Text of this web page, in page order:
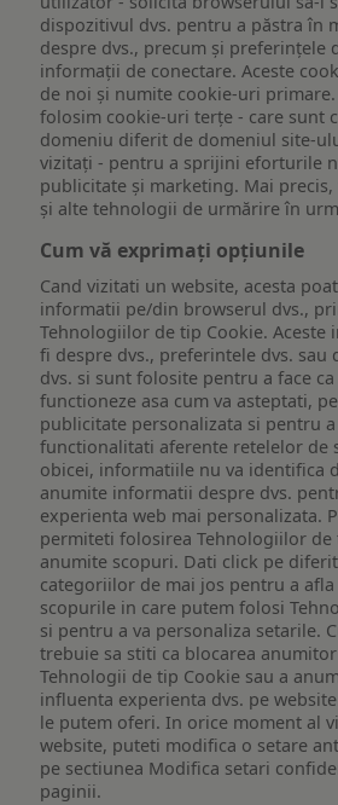
dispozitivul dvs. pentru a păstra în
despre dvs., precum și preferințele
informații de conectare. Aceste
de noi și numite cookie-uri primare.
folosim cookie-uri terțe - care sunt
domeniu diferit de domeniul site-
vizitați - pentru a sprijini eforturile
publicitate și marketing. Mai
și alte tehnologii de urmărire în
Cum vă exprimați opțiunile
Cand vizitati un website, acesta
informatii pe/din browserul dvs.,
Tehnologiilor de tip Cookie. Aceste
fi despre dvs., preferintele dvs. sau
dvs. si sunt folosite pentru a face
functioneze asa cum va asteptati,
publicitate personalizata si pentru
functionalitati aferente retelelor de
obicei, informatiile nu va identifica
anumite informatii despre dvs.
experienta web mai personalizata.
permiteti folosirea Tehnologiilor de
anumite scopuri. Dati click pe
categoriilor de mai jos pentru a
scopurile in care putem folosi
si pentru a va personaliza setarile.
trebuie sa stiti ca blocarea
Tehnologii de tip Cookie sau a
influenta experienta dvs. pe
le putem oferi. In orice moment al
website, puteti modifica o setare
pe sectiunea Modifica setari
paginii.